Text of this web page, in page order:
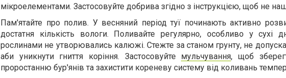
мікроелементами. Застосовуйте добрива згідно з інструкцією, щоб не
Пам'ятайте про полив. У весняний період туї починають активно
достатня кількість вологи. Поливайте регулярно, особливо у сухі
рослинами не утворювались калюжі. Стежте за станом грунту, не
аби уникнути гниття коріння. Застосовуйте мульчування, щоб
проростанню бур'янів та захистити кореневу систему від коливань